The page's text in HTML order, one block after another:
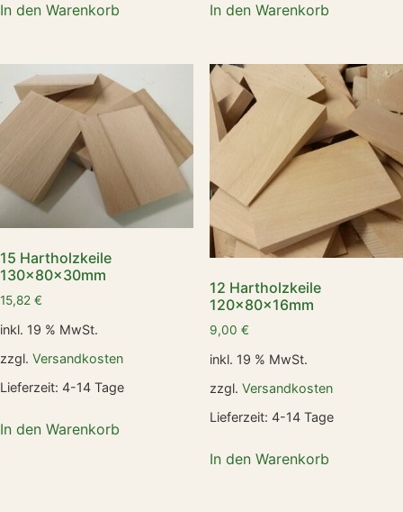
In den Warenkorb In den Warenkorb
15 Hartholzkeile
130x80x30mm
15,82 €
inkl. 19 % MwSt.
zzgl. Versandkosten
Lieferzeit: 4-14 Tage
In den Warenkorb
12 Hartholzkeile
120x80x16mm
9,00 €
inkl. 19 % MwSt.
zzgl. Versandkosten
Lieferzeit: 4-14 Tage
In den Warenkorb